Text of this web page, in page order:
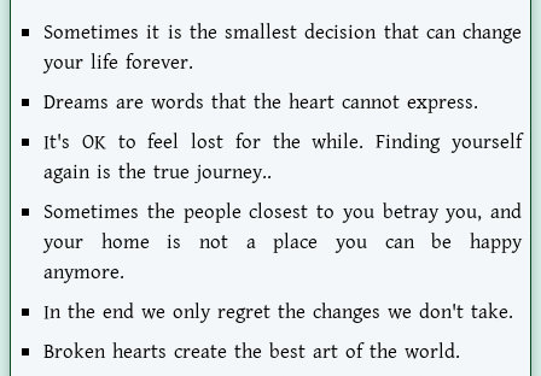
Sometimes it is the smallest decision that can change
your life forever.
Dreams are words that the heart cannot express.
It's OK to feel lost for the while. Finding yourself
again is the true journey..
Sometimes the people closest to you betray you, and
your home is not a place you can be happy
anymore.
In the end we only regret the changes we don't take.
Broken hearts create the best art of the world.